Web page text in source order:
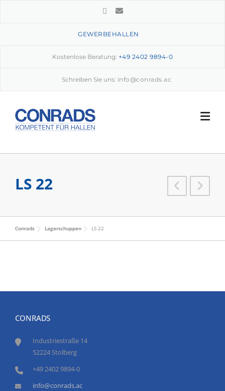
GEWERBEHALLEN
Kostenlose Beratung: +49 2402 9894-0
Schreiben Sie uns: info@conrads.ac
LS 22
Conrads Lagerschuppen LS 22
CONRADS
Industriestraße 14
52224 Stolberg
+49 2402 9894-0
info@conrads.ac